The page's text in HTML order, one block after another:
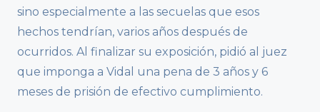
sino especialmente a las secuelas que esos
hechos tendrían, varios años después de
ocurridos. Al finalizar su exposición, pidió al juez
que imponga a Vidal una pena de 3 años y 6
meses de prisión de efectivo cumplimiento.